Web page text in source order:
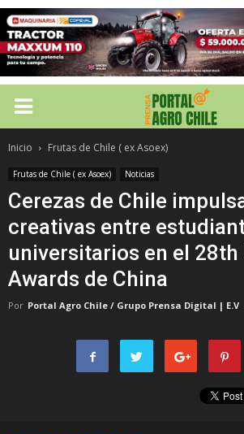
Inicio Frutas de Chile ( ex Asoex)
Frutas de Chile ( ex Asoex) Noticias
Cerezas de Chile
creativas entre
universitarios en el
Awards de China
Por Portal Agro Chile / Grupo Prensa Digital | E.V